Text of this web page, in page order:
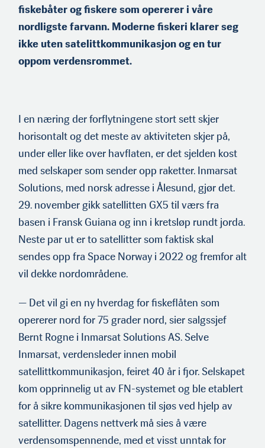
fiskebåter og fiskere som opererer i våre
nordligste farvann. Moderne fiskeri klarer seg
ikke uten satelittkommunikasjon og en tur
oppom verdensrommet.
I en næring der forflytningene stort sett skjer
horisontalt og det meste av aktiviteten skjer på,
under eller like over havfla­ten, er det sjelden kost
med selskaper som sender opp raketter. Inmarsat
Solutions, med norsk adresse i Ålesund, gjør det.
29. november gikk satellitten GX5 til værs fra
basen i Fransk Guiana og inn i kretsløp rundt jorda.
Neste par ut er to satellitter som faktisk skal
sendes opp fra Space Norway i 2022 og fremfor alt
vil dekke nordområdene.
— Det vil gi en ny hverdag for fiskeflåten som
opererer nord for 75 grader nord, sier salgssjef
Bernt Rogne i Inmarsat Solutions AS. Selve
Inmarsat, verdensleder innen mobil
satellittkommuni­kasjon, feiret 40 år i fjor. Selskapet
kom opprinnelig ut av FN-systemet og ble etablert
for å sikre kommunikasjonen til sjøs ved hjelp av
satellitter. Dagens nettverk må sies å være
verdensoms­pennende, med et visst unntak for